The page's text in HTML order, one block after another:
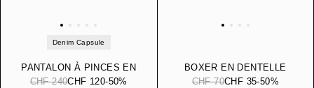
Denim Capsule
PANTALON À PINCES EN
MÉLANGE LYOCELL
CHF 240CHF 120-50%
BOXER EN DENTELLE
AIGLE ALL OVER
CHF 70CHF 35-50%